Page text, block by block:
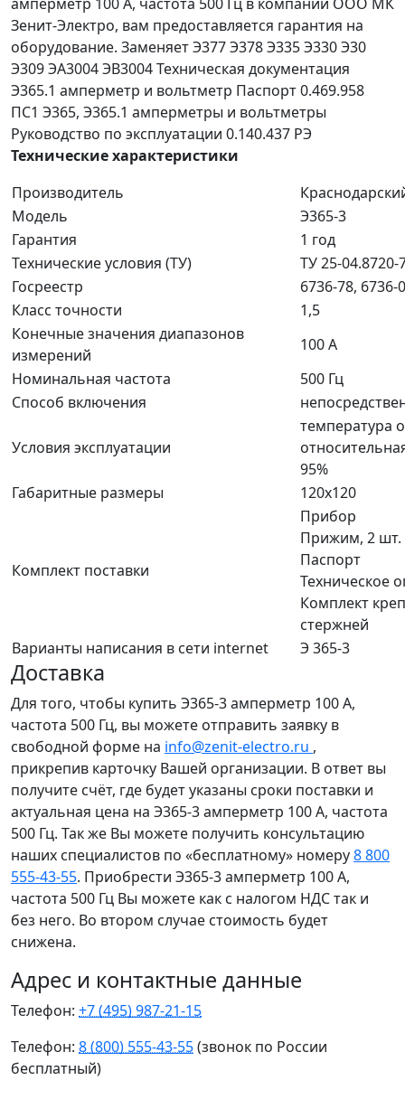
амперметр 100 А, частота 500 Гц в компании ООО МК
Зенит-Электро, вам предоставляется гарантия на
оборудование. Заменяет Э377 Э378 Э335 Э330 Э30
Э309 ЭА3004 ЭВ3004 Техническая документация
Э365.1 амперметр и вольтметр Паспорт 0.469.958
ПС1 Э365, Э365.1 амперметры и вольтметры
Руководство по эксплуатации 0.140.437 РЭ
Технические характеристики
Производитель
Модель
Э365-3
Гарантия
1 год
Технические условия (ТУ)
ТУ 25-04.8720-
Госреестр
6736-78, 6736-
Класс точности
1,5
Конечные значения диапазонов
измерений
100 А
Номинальная частота
500 Гц
Способ включения
Условия эксплуатации
температура
95%
Габаритные размеры
120х120
Комплект поставки
Прибор
Прижим, 2 шт.
Паспорт
Техническое
Комплект
стержней
Варианты написания в сети internet
Э 365-3
Доставка
Для того, чтобы купить Э365-3 амперметр 100 А,
частота 500 Гц, вы можете отправить заявку в
свободной форме на info@zenit-electro.ru ,
прикрепив карточку Вашей организации. В ответ вы
получите счёт, где будет указаны сроки поставки и
актуальная цена на Э365-3 амперметр 100 А, частота
500 Гц. Так же Вы можете получить консультацию
наших специалистов по «бесплатному» номеру8 800
555-43-55. Приобрести Э365-3 амперметр 100 А,
частота 500 Гц Вы можете как с налогом НДС так и
без него. Во втором случае стоимость будет
снижена.
Адрес и контактные данные
Телефон: +7 (495) 987-21-15
Телефон: 8 (800) 555-43-55(звонок по России
бесплатный)